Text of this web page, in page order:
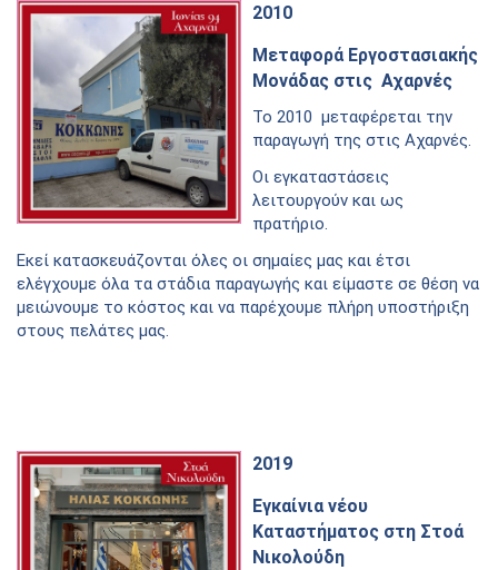
2010
Μεταφορά Εργοστασιακής
Μονάδας στις Αχαρνές
Το 2010 μεταφέρεται την
παραγωγή της στις Αχαρνές.
Οι εγκαταστάσεις
λειτουργούν και ως
πρατήριο.
Εκεί κατασκευάζονται όλες οι σημαίες μας και έτσι
ελέγχουμε όλα τα στάδια παραγωγής και είμαστε σε θέση να
μειώνουμε το κόστος και να παρέχουμε πλήρη υποστήριξη
στους πελάτες μας.
2019
Εγκαίνια νέου
Καταστήματος στη Στοά
Νικολούδη